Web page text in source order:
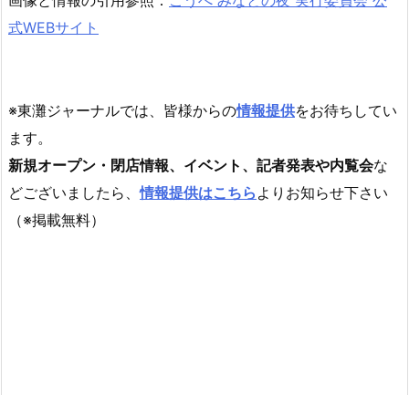
式WEBサイト
※東灘ジャーナルでは、皆様からの情報提供をお待ちしてい
ます。
新規オープン・閉店情報、イベント、記者発表や内覧会な
どございましたら、情報提供はこちら よりお知らせ下さい
（※掲載無料）